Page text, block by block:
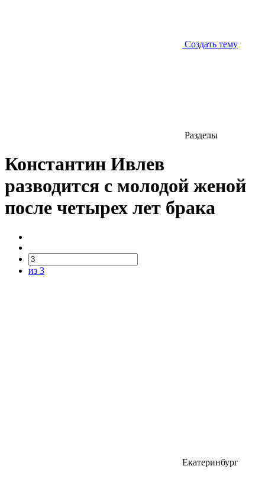
Создать тему
Разделы
Константин Ивлев
разводится с молодой женой
после четырех лет брака
из 3
Екатеринбург